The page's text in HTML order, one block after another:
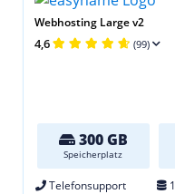
Webhosting Large v2
4,6 (99)
300 GB
Speicherplatz
Telefonsupport